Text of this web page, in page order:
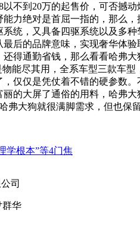
以不到20万的起售价，可否撼
力绝对是首屈一指的，那么
统，又具备四驱系统以及多
后的品牌意味，实现奢华体
得通勤省钱，那么看看哈弗
能尽其用，全系车型三款车
仅仅是凭仗着不错的硬参数
的大屏了通俗的用料，哈弗大
弗大狗就很满脚需求，但也保
学根本”等4门焦
群华